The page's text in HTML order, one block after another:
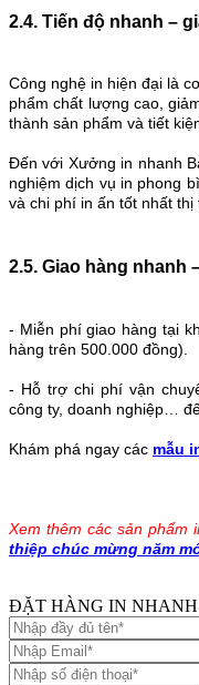
2.4. Tiến độ nhanh –
Công nghệ in hiện đại là
phẩm chất lượng cao,
thành sản phẩm và tiết
Đến với Xưởng in nhanh
nghiệm dịch vụ in phong
và chi phí in ấn tốt nhất thị
2.5. Giao hàng nhanh
- Miễn phí giao hàng tại
hàng trên 500.000 đồng).
- Hỗ trợ chi phí vận
công ty, doanh nghiệp…
Khám phá ngay các mẫu
Xem thêm các sản phẩm
thiệp chúc mừng năm
ĐẶT HÀNG IN NHANH